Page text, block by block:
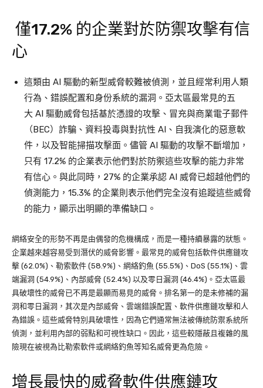
僅17.2% 的企業對於防禦攻擊有信
心
這類由 AI 驅動的新型威脅較難被偵測，並且經常利用人類
行為、錯誤配置和身份系統的漏洞。亞太區最常見的五
大 AI 驅動威脅包括基於憑證的攻擊、冒充與商業電子郵件
（BEC）詐騙、資料投毒與對抗性 AI、自我演化的惡意軟
件，以及智能掃描攻擊面。儘管 AI 驅動的攻擊不斷增加，
只有 17.2% 的企業表示他們對於防禦這些攻擊的能力非常
有信心。與此同時，27% 的企業承認 AI 威脅已超越他們的
偵測能力，15.3% 的企業則表示他們完全沒有追蹤這些威脅
的能力，顯示出明顯的準備缺口。
網絡安全的形勢不再是由偶發的危機構成，而是一種持續暴露的狀態。
企業越來越容易受到潛伏的威脅影響。最常見的威脅包括軟件供應鏈攻
擊 (62.0%)、勒索軟件 (58.9%)、網絡釣魚 (55.5%)、DoS (55.1%)、雲
端漏洞 (54.9%)、內部威脅 (52.4%) 以及零日漏洞 (46.4%)。亞太區最
具破壞性的威脅已不再是最顯而易見的威脅。排名第一的是未修補的漏
洞和零日漏洞，其次是內部威脅、雲端錯誤配置、軟件供應鏈攻擊和人
為錯誤。這些威脅特別具破壞性，因為它們通常無法被傳統防禦系統所
偵測，並利用內部的弱點和可視性缺口。因此，這些較隱蔽且複雜的風
險現在被視為比勒索軟件或網絡釣魚等知名威脅更為危險。
增長最快的威脅軟件供應鏈攻